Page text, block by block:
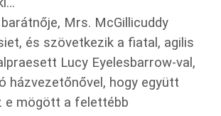
Mrs. McGillicuddy
és szövetkezik a fiatal, agilis
Lucy Eyelesbarrow-val,
házvezetőnővel, hogy együtt
e mögött a felettébb